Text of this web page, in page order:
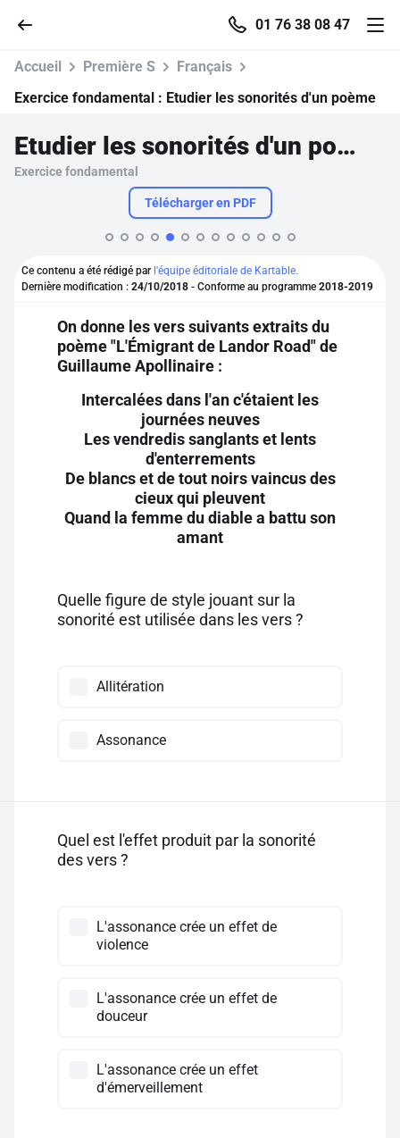
01 76 38 08 47
Accueil
Recherche
Se connecter
S'inscrire gratuitement
Accueil Première S
Français
Exercice fondamental : Etudier les sonorités d'un poème
Etudier les sonorités d'un poème
Exercice fondamental
Télécharger en PDF
Ce contenu a été rédigé par l'équipe éditoriale de Kartable.
Dernière modification : 24/10/2018 - Conforme au programme 2018-2019
On donne les vers suivants extraits du
poème "L'Émigrant de Landor Road" de
Guillaume Apollinaire :
Intercalées dans l'an c'étaient les
journées neuves
Les vendredis sanglants et lents
d'enterrements
De blancs et de tout noirs vaincus des
cieux qui pleuvent
Quand la femme du diable a battu son
amant
Quelle figure de style jouant sur la
sonorité est utilisée dans les vers ?
Allitération
Assonance
Quel est l'effet produit par la sonorité
des vers ?
L'assonance crée un effet de
violence
L'assonance crée un effet de
douceur
L'assonance crée un effet
d'émerveillement